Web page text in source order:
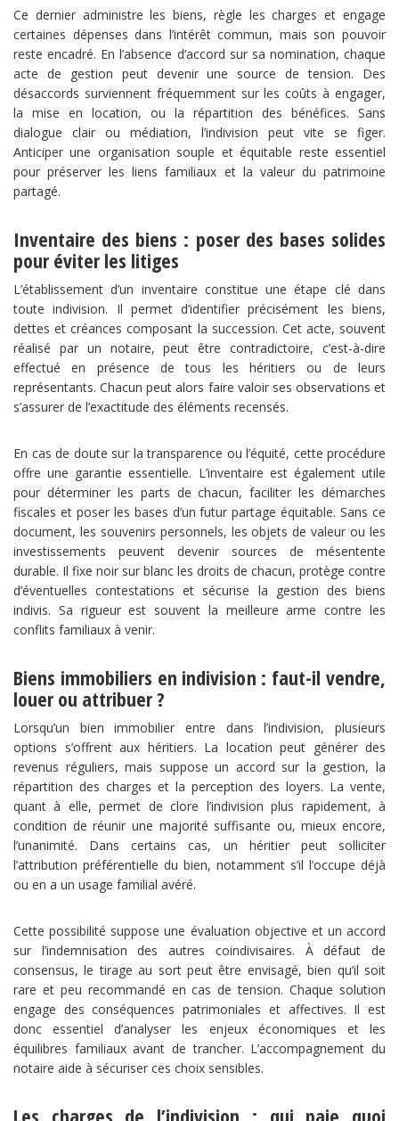
Ce dernier administre les biens, règle les charges et engage
certaines dépenses dans l’intérêt commun, mais son pouvoir
reste encadré. En l’absence d’accord sur sa nomination, chaque
acte de gestion peut devenir une source de tension. Des
désaccords surviennent fréquemment sur les coûts à engager,
la mise en location, ou la répartition des bénéfices. Sans
dialogue clair ou médiation, l’indivision peut vite se figer.
Anticiper une organisation souple et équitable reste essentiel
pour préserver les liens familiaux et la valeur du patrimoine
partagé.
Inventaire des biens : poser des bases solides
pour éviter les litiges
L’établissement d’un inventaire constitue une étape clé dans
toute indivision. Il permet d’identifier précisément les biens,
dettes et créances composant la succession. Cet acte, souvent
réalisé par un notaire, peut être contradictoire, c’est-à-dire
effectué en présence de tous les héritiers ou de leurs
représentants. Chacun peut alors faire valoir ses observations et
s’assurer de l’exactitude des éléments recensés.
En cas de doute sur la transparence ou l’équité, cette procédure
offre une garantie essentielle. L’inventaire est également utile
pour déterminer les parts de chacun, faciliter les démarches
fiscales et poser les bases d’un futur partage équitable. Sans ce
document, les souvenirs personnels, les objets de valeur ou les
investissements peuvent devenir sources de mésentente
durable. Il fixe noir sur blanc les droits de chacun, protège contre
d’éventuelles contestations et sécurise la gestion des biens
indivis. Sa rigueur est souvent la meilleure arme contre les
conflits familiaux à venir.
Biens immobiliers en indivision : faut-il vendre,
louer ou attribuer ?
Lorsqu’un bien immobilier entre dans l’indivision, plusieurs
options s’offrent aux héritiers. La location peut générer des
revenus réguliers, mais suppose un accord sur la gestion, la
répartition des charges et la perception des loyers. La vente,
quant à elle, permet de clore l’indivision plus rapidement, à
condition de réunir une majorité suffisante ou, mieux encore,
l’unanimité. Dans certains cas, un héritier peut solliciter
l’attribution préférentielle du bien, notamment s’il l’occupe déjà
ou en a un usage familial avéré.
Cette possibilité suppose une évaluation objective et un accord
sur l’indemnisation des autres coindivisaires. À défaut de
consensus, le tirage au sort peut être envisagé, bien qu’il soit
rare et peu recommandé en cas de tension. Chaque solution
engage des conséquences patrimoniales et affectives. Il est
donc essentiel d’analyser les enjeux économiques et les
équilibres familiaux avant de trancher. L’accompagnement du
notaire aide à sécuriser ces choix sensibles.
Les charges de l’indivision : qui paie quoi